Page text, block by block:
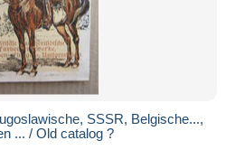
SSSR, Belgische...,
... / Old catalog ?